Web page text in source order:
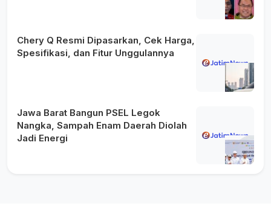
Chery Q Resmi Dipasarkan, Cek Harga,
Spesifikasi, dan Fitur Unggulannya
Jawa Barat Bangun PSEL Legok
Nangka, Sampah Enam Daerah Diolah
Jadi Energi